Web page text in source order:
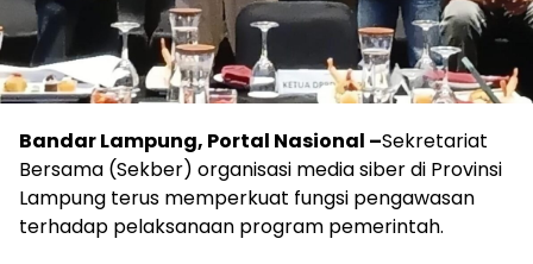
Bandar Lampung, Portal Nasional –Sekretariat
Bersama (Sekber) organisasi media siber di Provinsi
Lampung terus memperkuat fungsi pengawasan
terhadap pelaksanaan program pemerintah.